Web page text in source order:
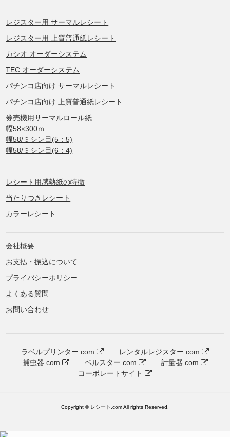
レジスター用 サーマルレシート
レジスター用 上質普通紙レシート
カシオ オーダーシステム
TEC オーダーシステム
パチンコ店向け サーマルレシート
パチンコ店向け 上質普通紙レシート
券売機用サーマルロール紙
幅58×300ｍ
幅58/ミシン目(5：5)
幅58/ミシン目(6：4)
レシート用感熱紙の特徴
当たりつきレシート
カラーレシート
会社概要
お支払・振込について
プライバシーポリシー
よくある質問
お問い合わせ
ラベルプリンター.com
レンタルレジスター.com
捕虫器.com
ベルスター.com
計量器.com
コーポレートサイト
Copyright © レシート.com All rights Reserved.